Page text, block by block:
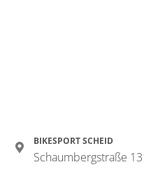
BIKESPORT SCHEID
Schaumbergstraße